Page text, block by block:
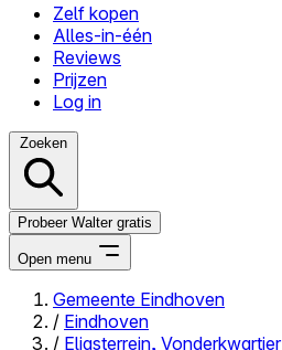
Zelf kopen
Alles-in-één
Reviews
Prijzen
Log in
Zoeken
Probeer Walter gratis
Open menu
Close menu
Gemeente Eindhoven
/ Eindhoven
/ Eliasterrein, Vonderkwartier